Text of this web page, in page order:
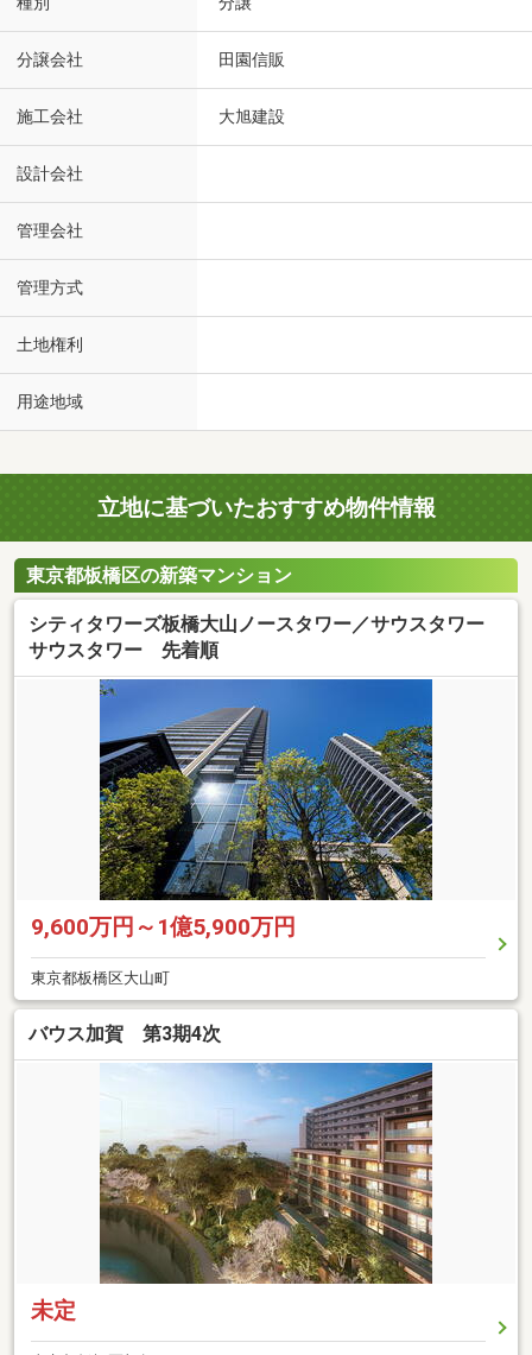
分譲会社 田園信販
施工会社 大旭建設
設計会社
管理会社
管理方式
土地権利
用途地域
立地に基づいたおすすめ物件情報
東京都板橋区の新築マンション
シティタワーズ板橋大山ノースタワー／サウスタワー
サウスタワー 先着順
9,600万円～1億5,900万円
東京都板橋区大山町
バウス加賀 第3期4次
未定